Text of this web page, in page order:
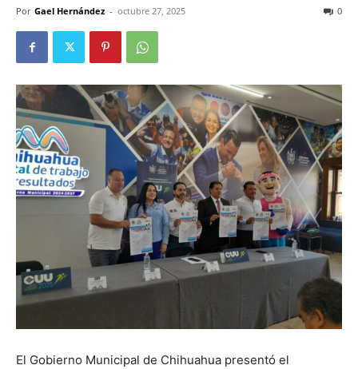
Por Gael Hernández - octubre 27, 2025 0
El Gobierno Municipal de Chihuahua presentó el